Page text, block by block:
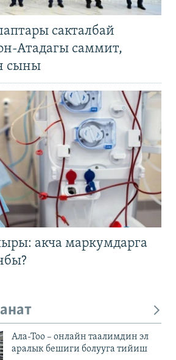
сакталбай
Атадагы саммит,
сыны
акча маркумдарга
Ала-Тоо – онлайн таалимдин эл
аралык бешиги болууга тийиш